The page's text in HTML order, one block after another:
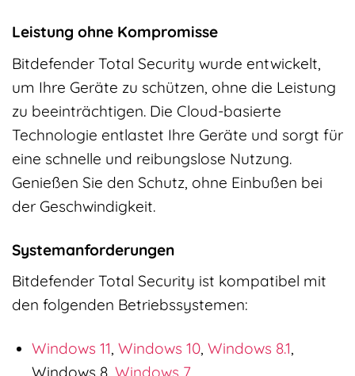
Leistung ohne Kompromisse
Bitdefender Total Security wurde entwickelt,
um Ihre Geräte zu schützen, ohne die Leistung
zu beeinträchtigen. Die Cloud-basierte
Technologie entlastet Ihre Geräte und sorgt für
eine schnelle und reibungslose Nutzung.
Genießen Sie den Schutz, ohne Einbußen bei
der Geschwindigkeit.
Systemanforderungen
Bitdefender Total Security ist kompatibel mit
den folgenden Betriebssystemen:
Windows 11, Windows 10, Windows 8.1,